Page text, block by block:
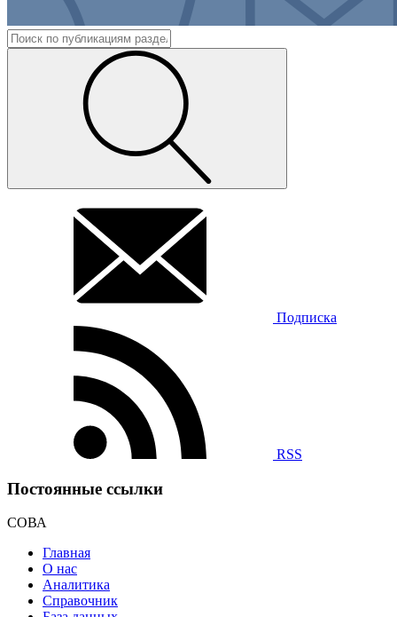
Подписка
RSS
Постоянные ссылки
СОВА
Главная
О нас
Аналитика
Справочник